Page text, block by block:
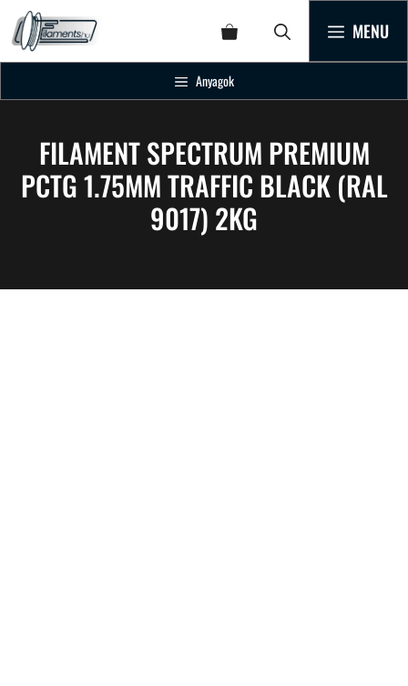
MENU
Anyagok
FILAMENT SPECTRUM PREMIUM
PCTG 1.75MM TRAFFIC BLACK (RAL
9017) 2KG